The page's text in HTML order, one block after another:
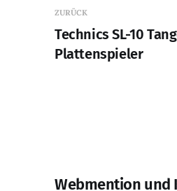
ZURÜCK
Technics SL-10
Plattenspieler
Webmention und